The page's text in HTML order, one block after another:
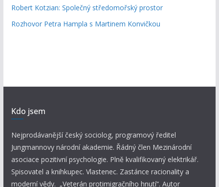
Robert Kotzian: Společný středomořský prostor
Rozhovor Petra Hampla s Martinem Konvičkou
Kdo jsem
Nejprodávanější český sociolog, programový ředitel
Jungmannovy národní akademie. Řádný člen Mezinárodní
asociace pozitivní psychologie. Plně kvalifikovaný elektrikář.
Spisovatel a knihkupec. Vlastenec. Zastánce racionality a
moderní vědy. „Veterán protimigračního hnutí“. Autor